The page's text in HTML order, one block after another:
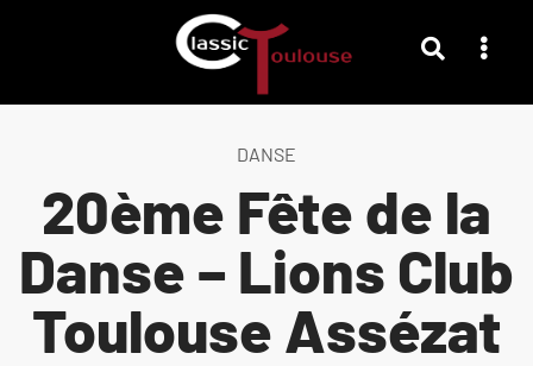
DANSE
20ème Fête de la
Danse – Lions Club
Toulouse Assézat